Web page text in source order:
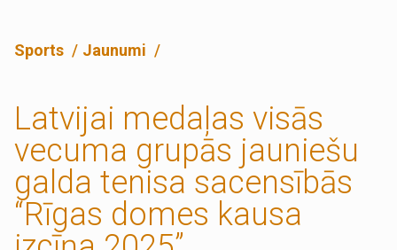
Sports Jaunumi
Latvijai medaļas visās
vecuma grupās jauniešu
galda tenisa sacensībās
“Rīgas domes kausa